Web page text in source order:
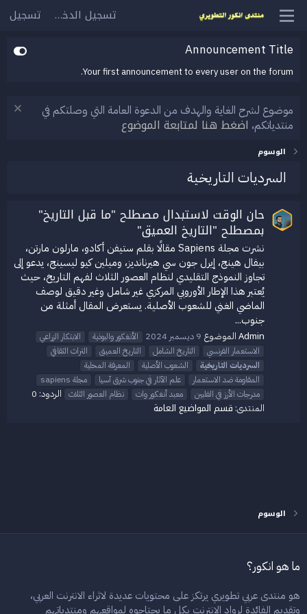
تسجيل الدخول تسجيل
Announcement Title
Your first announcement to every user on the forum.
موضوع لشرح الغاية والهدف من الدعوة العامة التي وصلتكم في
منتدياتكم، اضغط هنا لمتابعة الموضوع
الوسوم
السرديات التاريخية
حان الوقت لاستبدال مصطلح "ما قبل التاريخ"
بمصطلح "التاريخ العميق"
نشرت مجلة Sapiens مقالًا بقلم ستيفن أكادو، مارلون مارتن،
بيفال هينج، إيرل جون سي هيرنانديز، وميلين كيو ليسينج، يدعو إلى
تجاوز النموذج التقليدي لنظام العصور الثلاث لفهم التاريخ، حيث
يُعتبر هذا الإطار الأوروبي المركزي غير شامل وغير دقيق لوصف
الماضي الغني للشعوب الأصلية. يستعرض المقال أمثلة من
جنوب...
Admin الموضوع 9 ديسمبر 2024 الأنغكور والبوذية
الابتكار الزراعي
الاستعمار الفرنسي
التاريخ الشامل التاريخ العميق
التراث الثقافي
السرديات التاريخية الشعوب الأصلية
المعرفة المحلية
المقاومة ضد الاستعمار
علم الآثار في جنوب شرق آسيا
مجلة sapiens
مدرجات الأرز في الفلبين
معبد أنغكور وات نظام العصور الثلاث
الردود: 0
المنتدى: قسم المواضيع العامة
الوسوم
ما هو انكور؟
هو منتدى عربي تطويري يرتكز على محتويات عديدة لاثراء الانترنت العربي،
وتقديم الفائدة لرواد الانترنت بكل ما يحتاجوه لمواقعهم ومنتدياتهم